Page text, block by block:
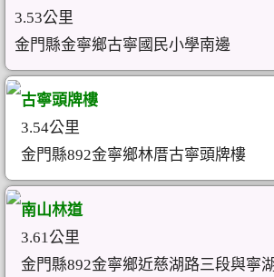
3.53公里
金門縣金寧鄉古寧國民小學南邊
古寧頭牌樓
3.54公里
金門縣892金寧鄉林厝古寧頭牌樓
南山林道
3.61公里
金門縣892金寧鄉近慈湖路三段與寧